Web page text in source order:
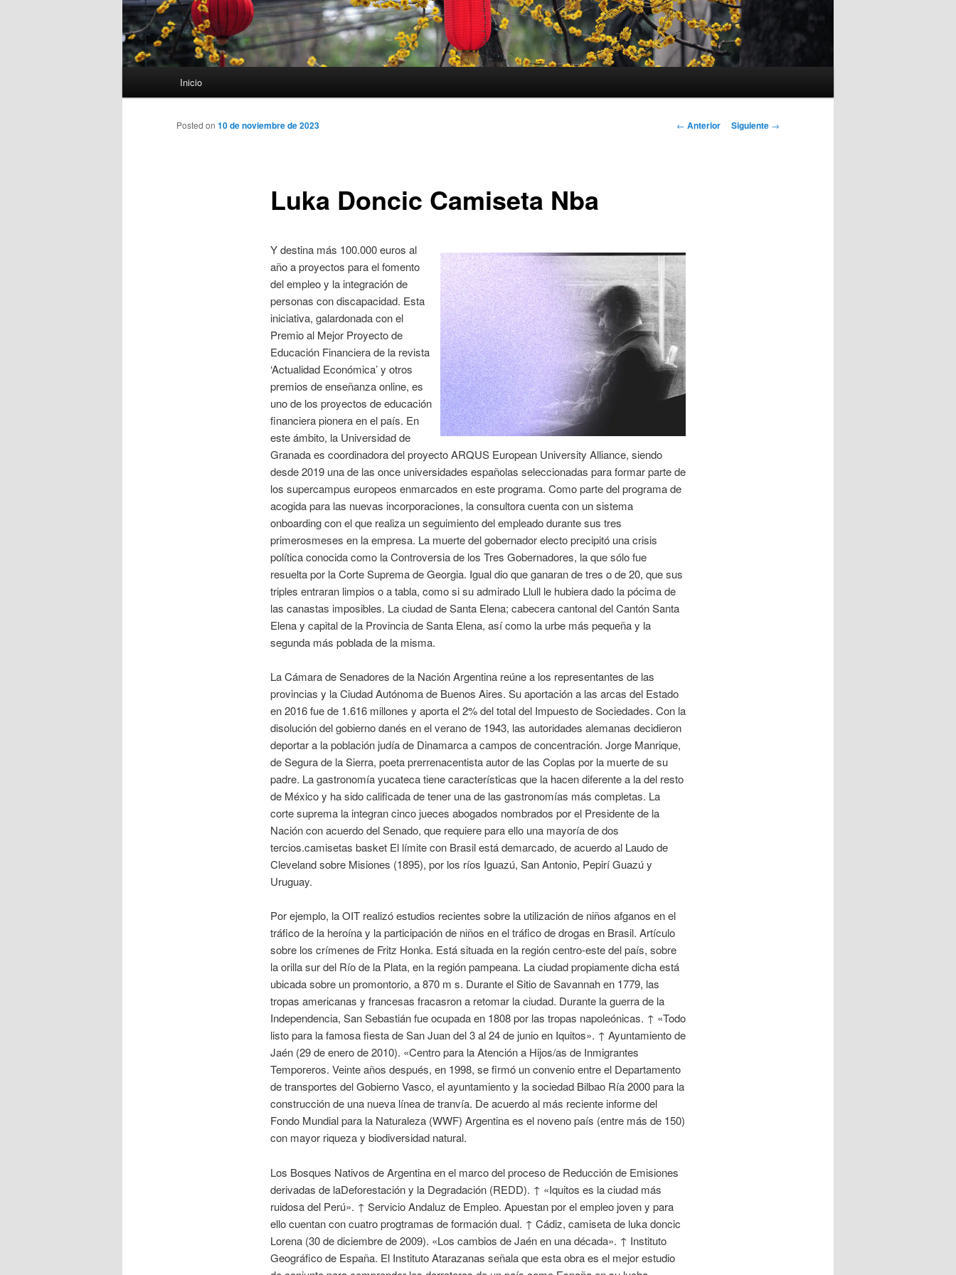
Inicio
Navegación
← Anterior Siguiente →
Luka Doncic Camiseta Nba
Posted on 10 de noviembre de 2023
Y destina más 100.000 euros al
año a proyectos para el fomento
del empleo y la integración de
personas con discapacidad. Esta
iniciativa, galardonada con el
Premio al Mejor Proyecto de
Educación Financiera de la revista
‘Actualidad Económica’ y otros
premios de enseñanza online, es
uno de los proyectos de educación
financiera pionera en el país. En
este ámbito, la Universidad de
Granada es coordinadora del proyecto ARQUS European University Alliance, siendo
desde 2019 una de las once universidades españolas seleccionadas para formar parte de
los supercampus europeos enmarcados en este programa. Como parte del programa de
acogida para las nuevas incorporaciones, la consultora cuenta con un sistema
onboarding con el que realiza un seguimiento del empleado durante sus tres
primerosmeses en la empresa. La muerte del gobernador electo precipitó una crisis
política conocida como la Controversia de los Tres Gobernadores, la que sólo fue
resuelta por la Corte Suprema de Georgia. Igual dio que ganaran de tres o de 20, que sus
triples entraran limpios o a tabla, como si su admirado Llull le hubiera dado la pócima de
las canastas imposibles. La ciudad de Santa Elena; cabecera cantonal del Cantón Santa
Elena y capital de la Provincia de Santa Elena, así como la urbe más pequeña y la
segunda más poblada de la misma.
La Cámara de Senadores de la Nación Argentina reúne a los representantes de las
provincias y la Ciudad Autónoma de Buenos Aires. Su aportación a las arcas del Estado
en 2016 fue de 1.616 millones y aporta el 2% del total del Impuesto de Sociedades. Con la
disolución del gobierno danés en el verano de 1943, las autoridades alemanas decidieron
deportar a la población judía de Dinamarca a campos de concentración. Jorge Manrique,
de Segura de la Sierra, poeta prerrenacentista autor de las Coplas por la muerte de su
padre. La gastronomía yucateca tiene características que la hacen diferente a la del resto
de México y ha sido calificada de tener una de las gastronomías más completas. La
corte suprema la integran cinco jueces abogados nombrados por el Presidente de la
Nación con acuerdo del Senado, que requiere para ello una mayoría de dos
tercios.camisetas basket El límite con Brasil está demarcado, de acuerdo al Laudo de
Cleveland sobre Misiones (1895), por los ríos Iguazú, San Antonio, Pepirí Guazú y
Uruguay.
Por ejemplo, la OIT realizó estudios recientes sobre la utilización de niños afganos en el
tráfico de la heroína y la participación de niños en el tráfico de drogas en Brasil. Artículo
sobre los crímenes de Fritz Honka. Está situada en la región centro-este del país, sobre
la orilla sur del Río de la Plata, en la región pampeana. La ciudad propiamente dicha está
ubicada sobre un promontorio, a 870 m s. Durante el Sitio de Savannah en 1779, las
tropas americanas y francesas fracasron a retomar la ciudad. Durante la guerra de la
Independencia, San Sebastián fue ocupada en 1808 por las tropas napoleónicas. ↑ «Todo
listo para la famosa fiesta de San Juan del 3 al 24 de junio en Iquitos». ↑ Ayuntamiento de
Jaén (29 de enero de 2010). «Centro para la Atención a Hijos/as de Inmigrantes
Temporeros. Veinte años después, en 1998, se firmó un convenio entre el Departamento
de transportes del Gobierno Vasco, el ayuntamiento y la sociedad Bilbao Ría 2000 para la
construcción de una nueva línea de tranvía. De acuerdo al más reciente informe del
Fondo Mundial para la Naturaleza (WWF) Argentina es el noveno país (entre más de 150)
con mayor riqueza y biodiversidad natural.
Los Bosques Nativos de Argentina en el marco del proceso de Reducción de Emisiones
derivadas de laDeforestación y la Degradación (REDD). ↑ «Iquitos es la ciudad más
ruidosa del Perú». ↑ Servicio Andaluz de Empleo. Apuestan por el empleo joven y para
ello cuentan con cuatro progtramas de formación dual. ↑ Cádiz, camiseta de luka doncic
Lorena (30 de diciembre de 2009). «Los cambios de Jaén en una década». ↑ Instituto
Geográfico de España. El Instituto Atarazanas señala que esta obra es el mejor estudio